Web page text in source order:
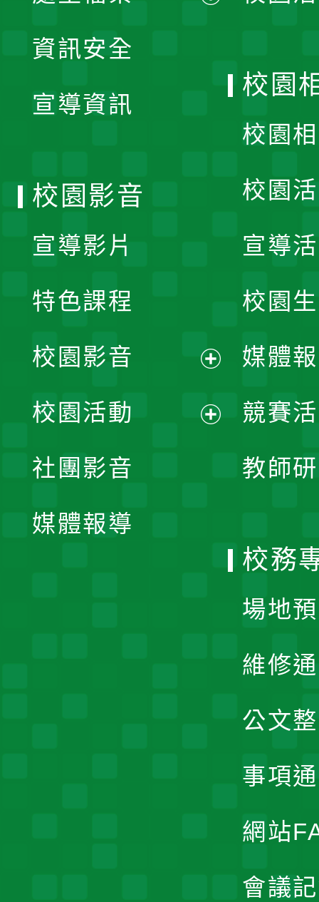
資訊安全
宣導資訊
校園
校園
校園
宣導
校園
媒體
競賽
教師
校園影音
宣導影片
特色課程
校園影音
開
校園活動
社團影音
媒體報導
校務
場地
維修
公文
事項
網站
會議